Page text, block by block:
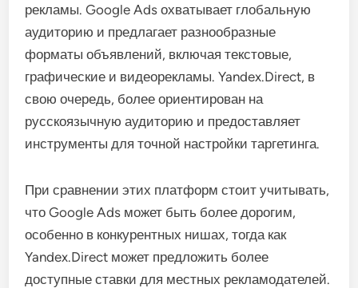
рекламы. Google Ads охватывает глобальную
аудиторию и предлагает разнообразные
форматы объявлений, включая текстовые,
графические и видеорекламы. Yandex.Direct, в
свою очередь, более ориентирован на
русскоязычную аудиторию и предоставляет
инструменты для точной настройки таргетинга.
При сравнении этих платформ стоит учитывать,
что Google Ads может быть более дорогим,
особенно в конкурентных нишах, тогда как
Yandex.Direct может предложить более
доступные ставки для местных рекламодателей.